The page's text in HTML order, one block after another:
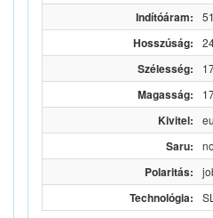
Indítóáram:
Hosszúság:
Szélesség:
Magasság:
Kivitel:
Saru:
Polaritás:
Technológia: